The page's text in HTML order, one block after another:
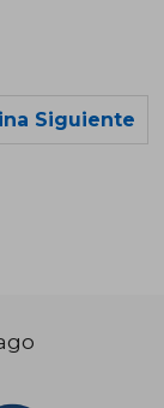
Siguiente